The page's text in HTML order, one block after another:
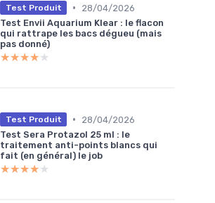
Test Produit •
28/04/2026
Test Envii Aquarium Klear : le flacon
qui rattrape les bacs dégueu (mais
pas donné)
★★★★★
★★★★★
Test Produit •
28/04/2026
Test Sera Protazol 25 ml : le
traitement anti-points blancs qui
fait (en général) le job
★★★★★
★★★★★